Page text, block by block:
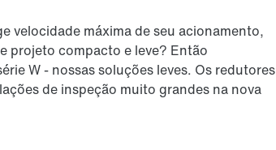
velocidade máxima de seu acionamento,
projeto compacto e leve? Então
W - nossas soluções leves. Os redutores
de inspeção muito grandes na nova